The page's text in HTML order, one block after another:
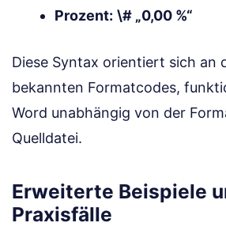
Prozent: \# „0,00 %“
Diese Syntax orientiert sich an
bekannten Formatcodes,
Word unabhängig von der
Quelldatei.
Erweiterte Beispiele
Praxisfälle